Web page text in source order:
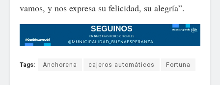
vamos, y nos expresa su felicidad, su alegría”.
Tags: Anchorena cajeros automáticos Fortuna